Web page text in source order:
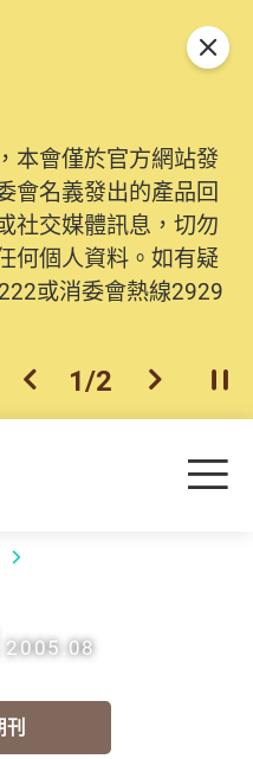
本會僅於官方網站發
會名義發出的產品回
社交媒體訊息，切勿
何個人資料。如有疑
或消委會熱線2929
上一個
1/2 下一個開
關閉
目
2005.08